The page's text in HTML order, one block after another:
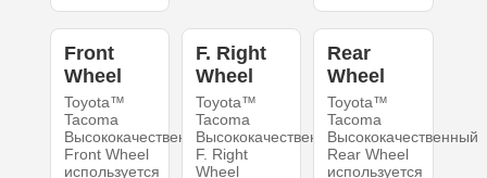
Front
Wheel
Toyota™
Tacoma
Высококачественный
Front Wheel
используется
F. Right
Wheel
Toyota™
Tacoma
Высококачественный
F. Right
Wheel
Rear
Wheel
Toyota™
Tacoma
Высококачественный
Rear Wheel
используется